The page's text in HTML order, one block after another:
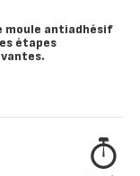
moule antiadhésif
étapes